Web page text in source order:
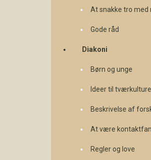
At snakke tro med
Gode råd
Diakoni
Børn og unge
Ideer til
Beskrivelse af
At være
Regler og love